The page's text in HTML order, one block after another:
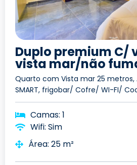
Duplo premium C/
vista mar/não
Quarto com Vista mar 25 metros,
SMART, frigobar/ Cofre/ WI-FI/
Camas: 1
Wifi: Sim
Área: 25 m²